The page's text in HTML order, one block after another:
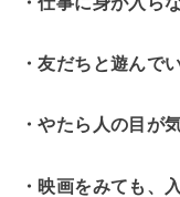
・友だちと遊んで
・やたら人の目が
・映画をみても、